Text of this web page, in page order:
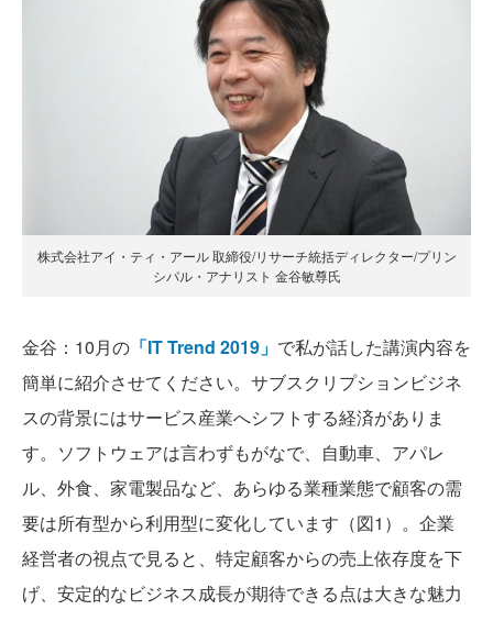
株式会社アイ・ティ・アール 取締役/リサーチ統括ディレクター/プリン
シパル・アナリスト 金谷敏尊氏
金谷：10月の 「IT Trend 2019」 で私が話した講演内容を
簡単に紹介させてください。サブスクリプションビジネ
スの背景にはサービス産業へシフトする経済がありま
す。ソフトウェアは言わずもがなで、自動車、アパレ
ル、外食、家電製品など、あらゆる業種業態で顧客の需
要は所有型から利用型に変化しています（図1）。企業
経営者の視点で見ると、特定顧客からの売上依存度を下
げ、安定的なビジネス成長が期待できる点は大きな魅力